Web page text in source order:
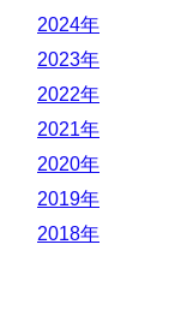
2024年
2023年
2022年
2021年
2020年
2019年
2018年